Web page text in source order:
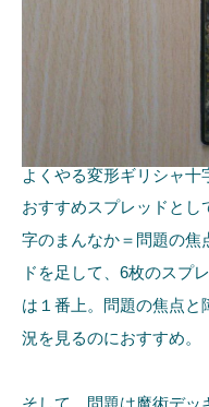
よくやる変形ギリシャ十
おすすめスプレッドと
字のまんなか＝問題の焦
ドを足して、6枚のスプ
は１番上。問題の焦点と
況を見るのにおすすめ。